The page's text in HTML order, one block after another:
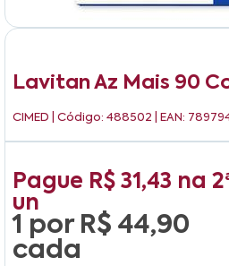
Lavitan Az Mais 90
CIMED | Código: 488502 | EAN:
Pague R$ 31,43 na
un
1 por R$ 44,90
cada